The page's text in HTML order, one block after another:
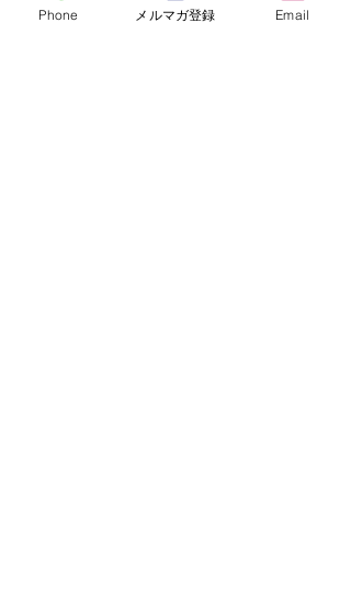
Phone メルマガ登録 Email